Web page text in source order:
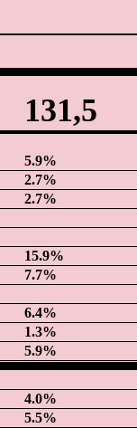
131,5
5.9%
2.7%
2.7%
15.9%
7.7%
6.4%
1.3%
5.9%
4.0%
5.5%